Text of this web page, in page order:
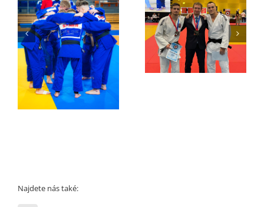
Filip Ivanka dnes zlatý
na MČR mužů
Mizuna Brno Cup
Najdete nás také: